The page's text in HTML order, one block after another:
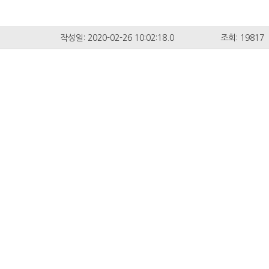
작성일: 2020-02-26 10:02:18.0 조회: 19817